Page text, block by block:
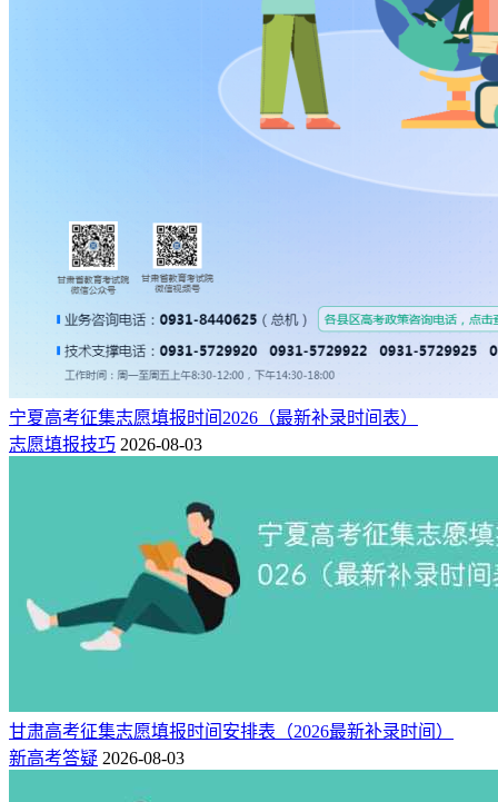
宁夏高考征集志愿填报时间2026（最新补录时间表）
志愿填报技巧 2026-08-03
甘肃高考征集志愿填报时间安排表（2026最新补录时间）
新高考答疑 2026-08-03